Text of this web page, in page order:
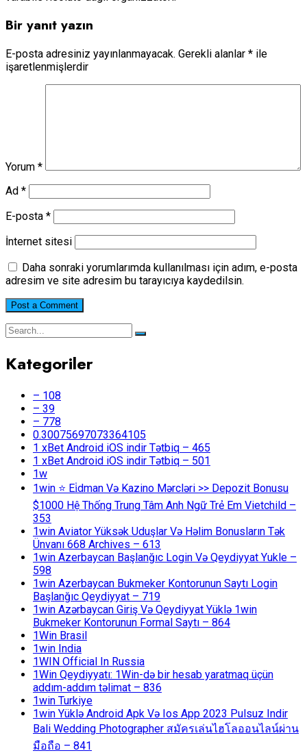
Bir yanıt yazın
E-posta adresiniz yayınlanmayacak. Gerekli alanlar * ile
işaretlenmişlerdir
Yorum *
Ad *
E-posta *
İnternet sitesi
Daha sonraki yorumlarımda kullanılması için adım, e-posta
adresim ve site adresim bu tarayıcıya kaydedilsin.
Kategoriler
– 108
– 39
– 778
0.30075697073364105
1 xBet Android iOS indir Tətbiq – 465
1 xBet Android iOS indir Tətbiq – 501
1w
1win ⭐ Ei̇dman Və Kazino Mərcləri >> Depozit Bonusu
$1000 Hệ Thống Trung Tâm Anh Ngữ Trẻ Em Vietchild –
353
1win Aviator Yüksək Uduşlar Və Həlim Bonusların Tək
Ünvanı 668 Archives – 613
1win Azerbaycan Başlanğıc Login Və Qeydiyyat Yukle –
598
1win Azerbaycan Bukmeker Kontorunun Saytı Login
Başlanğıc Qeydiyyat – 719
1win Azərbaycan Giriş Və Qeydiyyat Yüklə 1win
Bukmeker Kontorunun Formal Saytı – 864
1Win Brasil
1win India
1WIN Official In Russia
1Win Qeydiyyatı: 1Win-də bir hesab yaratmaq üçün
addım-addım təlimat – 836
1win Turkiye
1win Yüklə Android Apk Və Ios App 2023 Pulsuz Indir
Bali Wedding Photographer สมัครเล่นไฮโลออนไลน์ผ่าน
มือถือ – 841